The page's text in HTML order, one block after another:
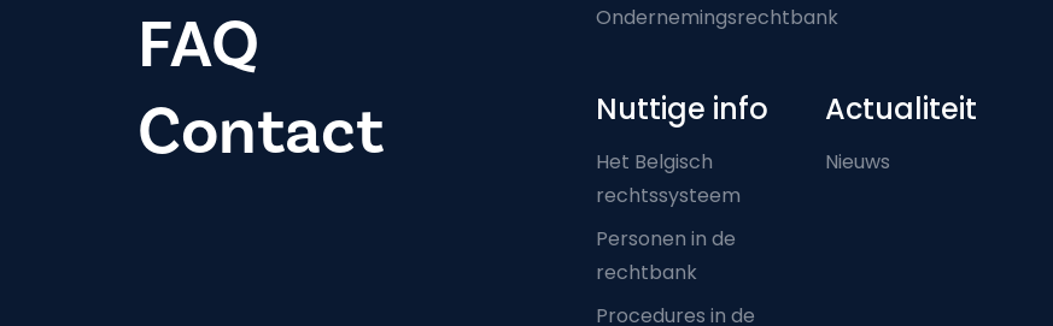
FAQ
Contact
Ondernemingsrechtbank
Nuttige info
Het Belgisch
rechtssysteem
Personen in de
rechtbank
Procedures in de
Actualiteit
Nieuws